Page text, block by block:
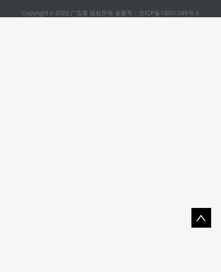
Copyright © 2022 广告客 版权所有 备案号： 京ICP备13001399号-5